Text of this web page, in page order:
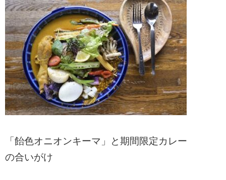
「飴色オニオンキーマ」と期間限定カレー
の合いがけ